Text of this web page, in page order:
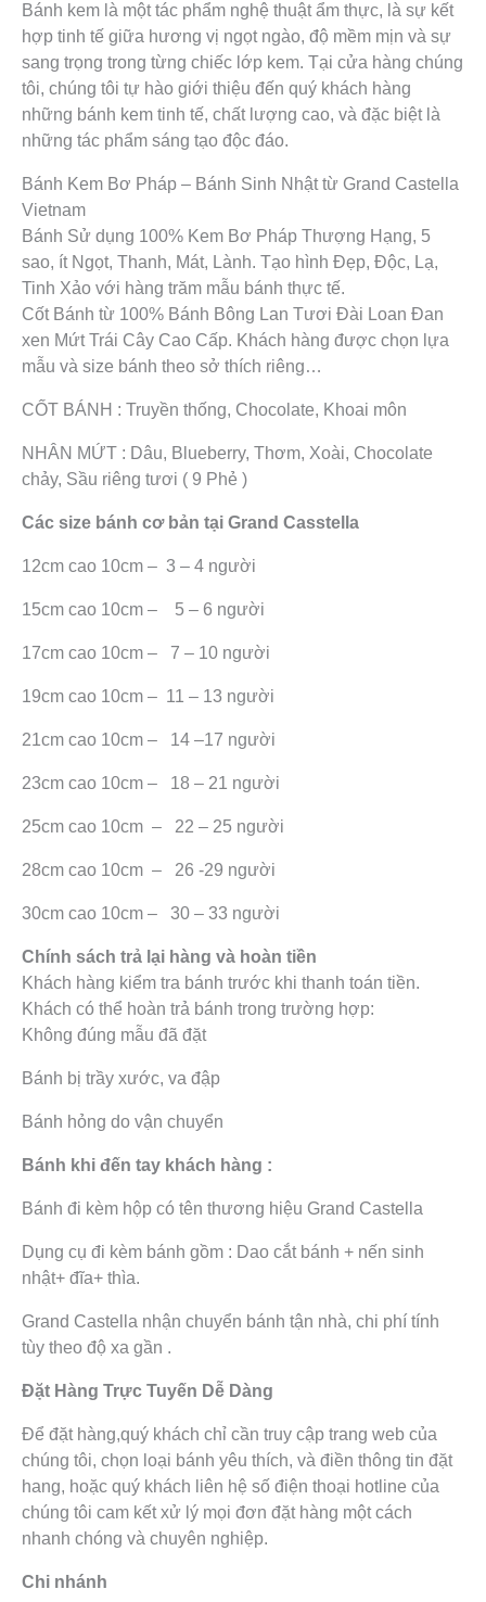
Bánh kem là một tác phẩm nghệ thuật ẩm thực, là sự kết
hợp tinh tế giữa hương vị ngọt ngào, độ mềm mịn và sự
sang trọng trong từng chiếc lớp kem. Tại cửa hàng chúng
tôi, chúng tôi tự hào giới thiệu đến quý khách hàng
những bánh kem tinh tế, chất lượng cao, và đặc biệt là
những tác phẩm sáng tạo độc đáo.
Bánh Kem Bơ Pháp – Bánh Sinh Nhật từ Grand Castella
Vietnam
Bánh Sử dụng 100% Kem Bơ Pháp Thượng Hạng, 5
sao, ít Ngọt, Thanh, Mát, Lành. Tạo hình Đẹp, Độc, Lạ,
Tinh Xảo với hàng trăm mẫu bánh thực tế.
Cốt Bánh từ 100% Bánh Bông Lan Tươi Đài Loan Đan
xen Mứt Trái Cây Cao Cấp. Khách hàng được chọn lựa
mẫu và size bánh theo sở thích riêng…
CỐT BÁNH : Truyền thống, Chocolate, Khoai môn
NHÂN MỨT : Dâu, Blueberry, Thơm, Xoài, Chocolate
chảy, Sầu riêng tươi ( 9 Phẻ )
Các size bánh cơ bản tại Grand Casstella
12cm cao 10cm – 3 – 4 người
15cm cao 10cm – 5 – 6 người
17cm cao 10cm – 7 – 10 người
19cm cao 10cm – 11 – 13 người
21cm cao 10cm – 14 –17 người
23cm cao 10cm – 18 – 21 người
25cm cao 10cm – 22 – 25 người
28cm cao 10cm – 26 -29 người
30cm cao 10cm – 30 – 33 người
Chính sách trả lại hàng và hoàn tiền
Khách hàng kiểm tra bánh trước khi thanh toán tiền.
Khách có thể hoàn trả bánh trong trường hợp:
Không đúng mẫu đã đặt
Bánh bị trầy xước, va đập
Bánh hỏng do vận chuyển
Bánh khi đến tay khách hàng :
Bánh đi kèm hộp có tên thương hiệu Grand Castella
Dụng cụ đi kèm bánh gồm : Dao cắt bánh + nến sinh
nhật+ đĩa+ thìa.
Grand Castella nhận chuyển bánh tận nhà, chi phí tính
tùy theo độ xa gần .
Đặt Hàng Trực Tuyến Dễ Dàng
Để đặt hàng,quý khách chỉ cần truy cập trang web của
chúng tôi, chọn loại bánh yêu thích, và điền thông tin đặt
hang, hoặc quý khách liên hệ số điện thoại hotline của
chúng tôi cam kết xử lý mọi đơn đặt hàng một cách
nhanh chóng và chuyên nghiệp.
Chi nhánh